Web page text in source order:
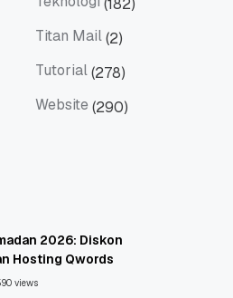
(182)
Titan Mail(2)
Tutorial(278)
Website (290)
2026: Diskon
Hosting Qwords
views